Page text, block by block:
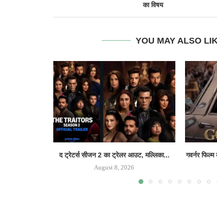
का विषय
YOU MAY ALSO
द ट्रेटर्स सीजन 2 का ट्रेलर आउट, मल्लिका...
August 8, 2026
गवर्नर